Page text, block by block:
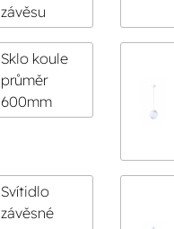
závěsu
Sklo koule
průměr
600mm
Svítidlo
závěsné